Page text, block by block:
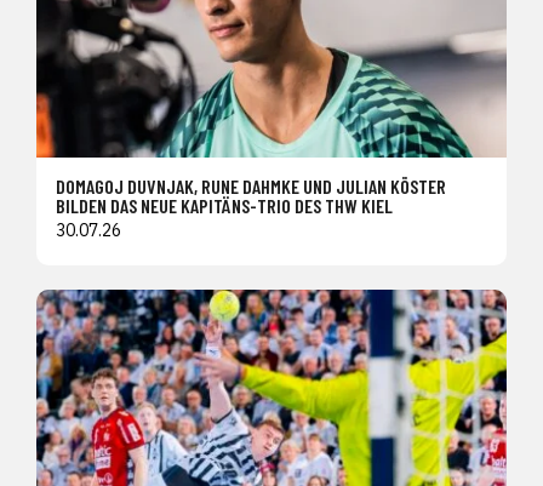
DOMAGOJ DUVNJAK, RUNE DAHMKE UND JULIAN KÖSTER
BILDEN DAS NEUE KAPITÄNS-TRIO DES THW KIEL
30.07.26